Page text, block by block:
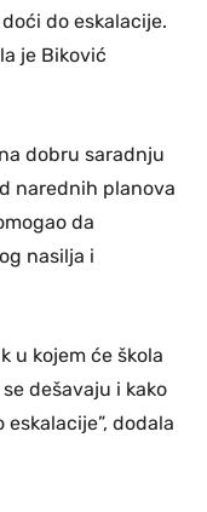
do eskalacije.
je Biković
dobru saradnju
narednih planova
da
nasilja i
u kojem će škola
dešavaju i kako
dodala